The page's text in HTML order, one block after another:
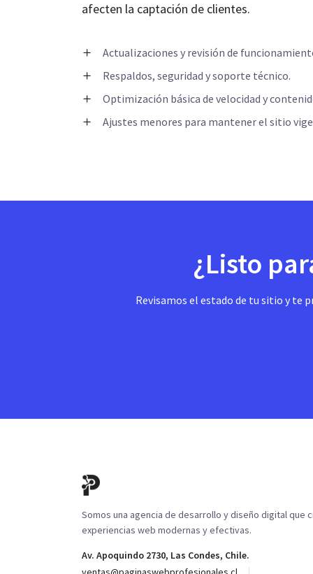
afecten la captación de clientes.
Actualizaciones y revisión de
Respaldos, seguridad y soporte técnico.
Optimización básica de velocidad y
Ajustes menores para mantener el sitio
¿Listo
Revisamos el estado de tu sitio y te
Somos una agencia de desarrollo y diseño digital que
experiencias web modernas y efectivas.
Av. Apoquindo 2730, Las Condes, Chile.